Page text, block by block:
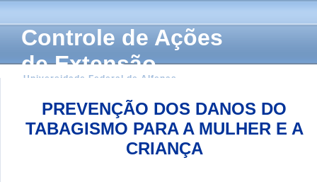
Controle de Ações
de Extensão
Universidade Federal de Alfenas
PREVENÇÃO DOS DANOS DO
TABAGISMO PARA A MULHER E A
CRIANÇA